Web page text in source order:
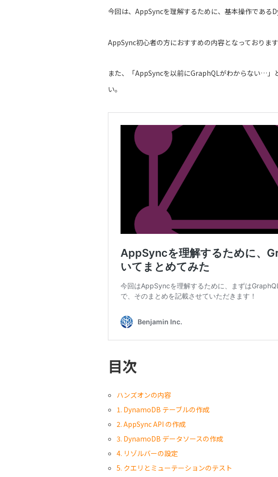
今回は、AppSyncを理解するために、基本操作であ
AppSync初心者の方におすすめの内容となっておりま
また、「AppSyncを以前にGraphQLがわからない…」
い。
目次
ハンズオンの内容
1. DynamoDB テーブルの作成
2. AppSync API の作成
3. DynamoDB データソースの作成
4. リゾルバーの設定
5. クエリとミューテーションのテスト